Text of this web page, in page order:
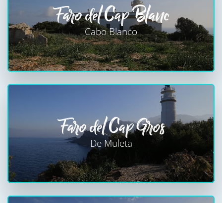
Faro del Cap Blanc
Cabo Blanco
Faro del Cap Gros
De Muleta